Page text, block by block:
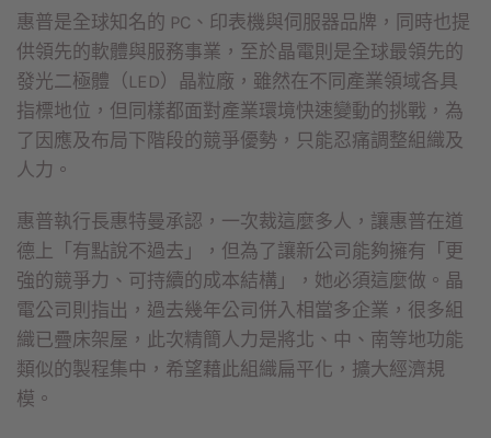
惠普是全球知名的 PC、印表機與伺服器品牌，同時也提
供領先的軟體與服務事業，至於晶電則是全球最領先的
發光二極體（LED）晶粒廠，雖然在不同產業領域各具
指標地位，但同樣都面對產業環境快速變動的挑戰，為
了因應及布局下階段的競爭優勢，只能忍痛調整組織及
人力。
惠普執行長惠特曼承認，一次裁這麼多人，讓惠普在道
德上「有點說不過去」，但為了讓新公司能夠擁有「更
強的競爭力、可持續的成本結構」，她必須這麼做。晶
電公司則指出，過去幾年公司併入相當多企業，很多組
織已疊床架屋，此次精簡人力是將北、中、南等地功能
類似的製程集中，希望藉此組織扁平化，擴大經濟規
模。